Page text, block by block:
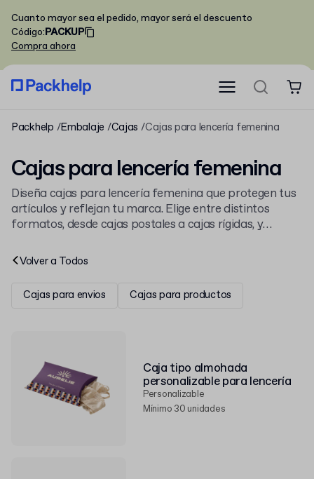
Cuanto mayor sea el pedido, mayor será el descuento
Código:PACKUP
Compra ahora
Packhelp Embalaje Cajas Cajas para lencería femenina
Cajas para lencería femenina
Diseña cajas para lencería femenina que protegen tus
artículos y reflejan tu marca. Elige entre distintos
formatos, desde cajas postales a cajas rígidas, y
Explora también nuestras
Volver a Todos
Cajas para envios Cajas para productos
Caja tipo almohada
personalizable para lencería
Personalizable
Mínimo 30 unidades